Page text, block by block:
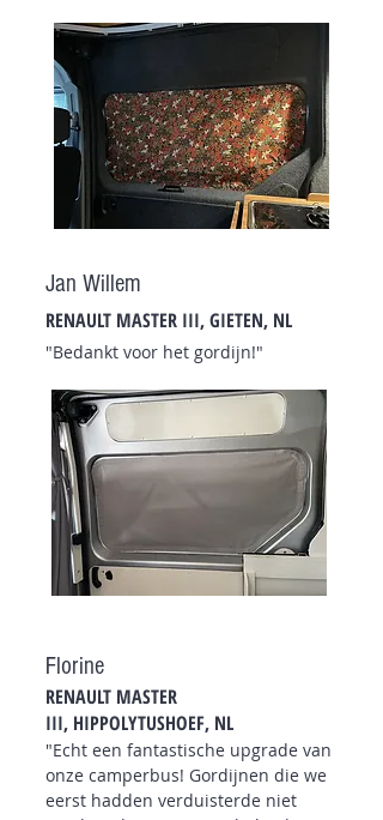
Jan Willem
RENAULT MASTER III, GIETEN, NL
"Bedankt voor het gordijn!"
Florine
RENAULT MASTER
III, HIPPOLYTUSHOEF, NL
"Echt een fantastische upgrade van
onze camperbus! Gordijnen die we
eerst hadden verduisterde niet